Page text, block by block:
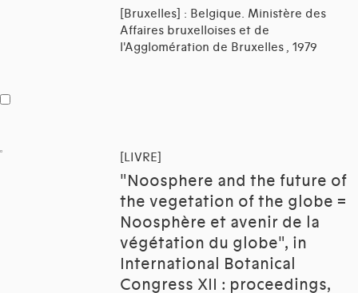
[Bruxelles] : Belgique. Ministère des
Affaires bruxelloises et de
l'Agglomération de Bruxelles , 1979
[LIVRE]
"Noosphere and the future of
the vegetation of the globe =
Noosphère et avenir de la
végétation du globe", in
International Botanical
Congress XII : proceedings,